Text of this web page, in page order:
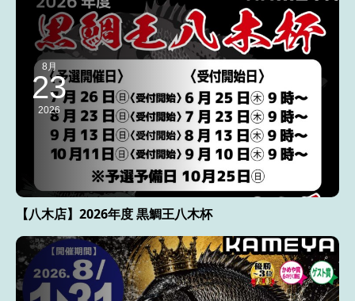
8月
23
2026
【八木店】2026年度 黒鯛王八木杯